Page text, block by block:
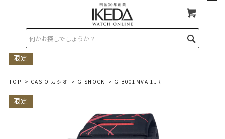
限定
TOP > CASIO カシオ > G-SHOCK > G-B001MVA-1JR
限定